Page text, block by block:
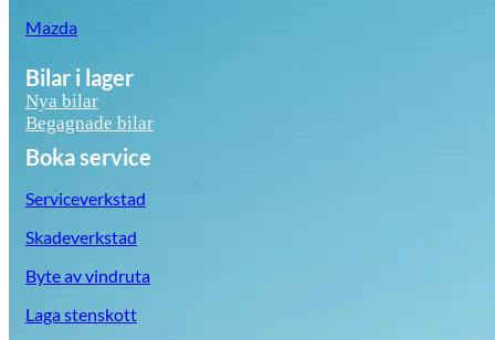
Mazda
Bilar i lager
Nya bilar
Begagnade bilar
Boka service
Serviceverkstad
Skadeverkstad
Byte av vindruta
Laga stenskott